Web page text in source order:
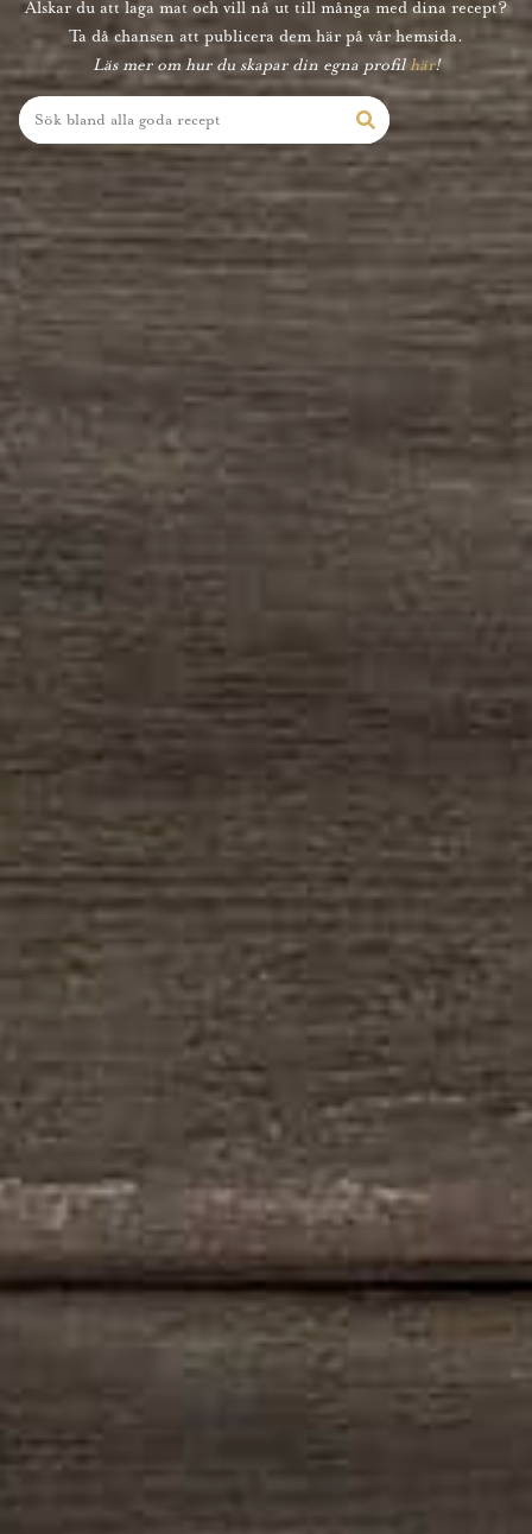
Älskar du att laga mat och vill nå ut till många med dina recept?
Ta då chansen att publicera dem här på vår hemsida.
Läs mer om hur du skapar din egna profilhär!